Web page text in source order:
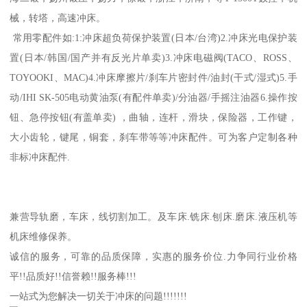
械，转塔，高速冲床。
常用零配件如:1:冲床超负荷保护装置(日本/台湾)2.冲床光电保护装
置(日本/韩国/国产并有反光片单卖)3.冲床电磁阀(TACO、ROSS、
TOYOOKI、MAC)4.冲床摩擦片/刹车片密封件/油封(干式/湿式)5.手
动/IHI SK-505电动黄油泵(有配件单卖)/分油器/手摇注油器6.操作按
钮、急停按钮(有盖单卖) ，曲轴，连杆，滑块，保险器，工作键，
大小齿轮，键尾，铜套，刹车带等等冲床配件。可为客户定制各种
非标冲床配件.
兼营导轨磨，车床，线切割加工。及车床.铣床.刨床.磨床.液压机等
机床维修保养。
诚信的服务，可靠的品质保障，实惠的服务价位.力争同行业价格
平!!品质好!!信誉赖!!服务棒!!!
一站式为您解决一切关于冲床的问题!!!!!!!